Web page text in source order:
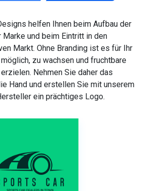
helfen Ihnen beim Aufbau der
Marke und beim Eintritt in den
Markt. Ohne Branding ist es für Ihr
zu wachsen und fruchtbare
Nehmen Sie daher das
Hand und erstellen Sie mit unserem
ein prächtiges Logo.